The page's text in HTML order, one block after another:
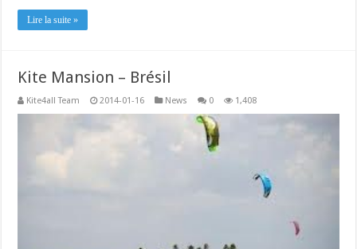
Lire la suite »
Kite Mansion – Brésil
Kite4all Team 2014-01-16 News 0 1,408